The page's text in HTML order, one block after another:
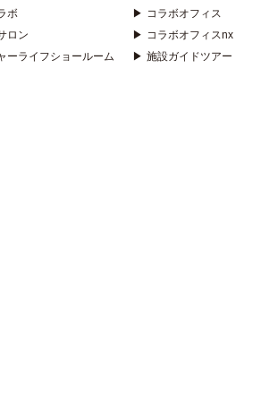
ボ
ロン
ーライフショールーム
▶ コラボオフィス
▶ コラボオフィスnx
▶ 施設ガイドツアー